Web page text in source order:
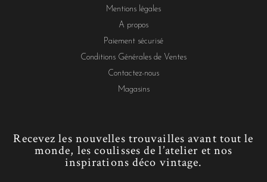
Mentions légales
A propos
Paiement sécurisé
Conditions Générales de Ventes
Contactez-nous
Magasins
Recevez les nouvelles trouvailles avant tout le
monde, les coulisses de l’atelier et nos
inspirations déco vintage.